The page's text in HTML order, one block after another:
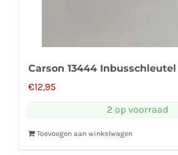
Carson 13444
€12,95
2 op voorraad
Toevoegen aan winkelwagen